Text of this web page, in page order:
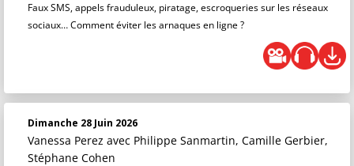
Faux SMS, appels frauduleux, piratage, escroqueries sur les réseaux
sociaux… Comment éviter les arnaques en ligne ?
Dimanche 28 Juin 2026
Vanessa Perez avec Philippe Sanmartin, Camille Gerbier,
Stéphane Cohen